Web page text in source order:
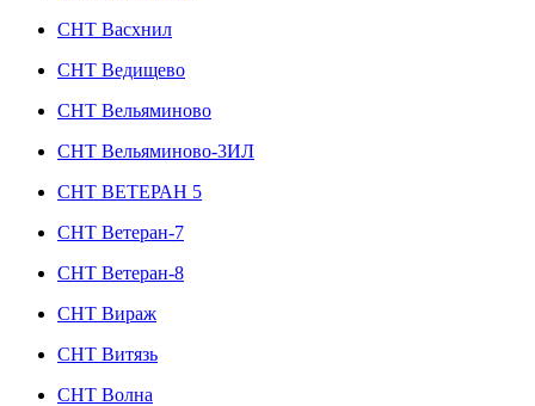
СНТ Васхнил
СНТ Ведищево
СНТ Вельяминово
СНТ Вельяминово-3ИЛ
СНТ ВЕТЕРАН 5
СНТ Ветеран-7
СНТ Ветеран-8
СНТ Вираж
СНТ Витязь
СНТ Волна